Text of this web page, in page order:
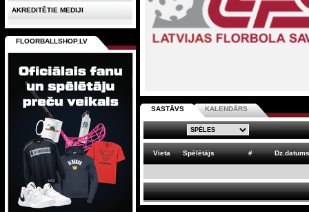
SASTĀVS KALENDĀRS
Vieta Spēlētājs # Dz.datums
AKREDITĒTIE MEDIJI
FLOORBALLSHOP.LV